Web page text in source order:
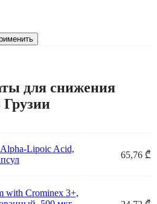
для снижения
Грузии
Lipoic Acid,
65,76 ₾
with Crominex 3+,